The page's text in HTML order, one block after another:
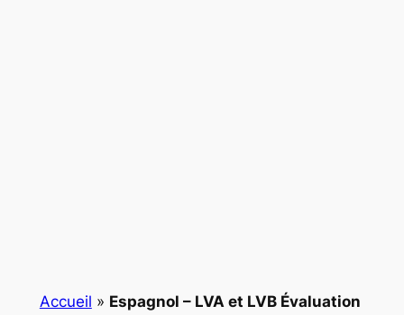
Accueil » Espagnol – LVA et LVB Évaluation